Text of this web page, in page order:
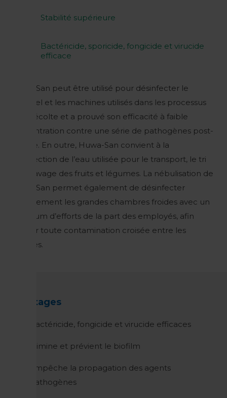
Stabilité supérieure
Bactéricide, sporicide, fongicide et virucide
efficace
Huwa-San peut être utilisé pour désinfecter le
matériel et les machines utilisés dans les processus
post-récolte et a prouvé son efficacité à faible
concentration contre une série de pathogènes post-
récolte. En outre, Huwa-San convient à la
désinfection de l’eau utilisée pour le transport, le tri
ou le lavage des fruits et légumes. La nébulisation de
Huwa-San permet également de désinfecter
efficacement les grandes chambres froides avec un
minimum d’efforts de la part des employés, afin
d’éviter toute contamination croisée entre les
récoltes.
Avantages
Bactéricide, fongicide et virucide efficaces
Élimine et prévient le biofilm
Empêche la propagation des agents
pathogènes